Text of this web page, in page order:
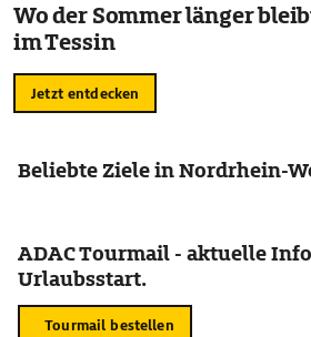
Wo der Sommer länger
im Tessin
Jetzt entdecken
Beliebte Ziele in Nordrhein-
ADAC Tourmail - aktuelle
Urlaubsstart.
Tourmail bestellen